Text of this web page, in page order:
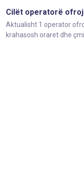
Cilët operatorë
Aktualisht 1 operator
krahasosh oraret dhe